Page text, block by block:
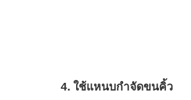
4. ใช้แหนบกำจัดขนคิ้ว